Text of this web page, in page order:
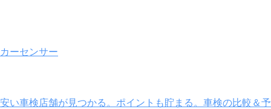
カーセンサー
安い車検店舗が見つかる。ポイントも貯まる。車検の比較＆予